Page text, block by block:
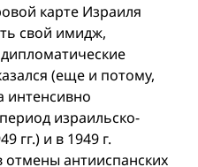
карте Израиля
свой имидж,
(еще и потому,
интенсивно
израильско-
гг.) и в 1949 г.
антииспанских